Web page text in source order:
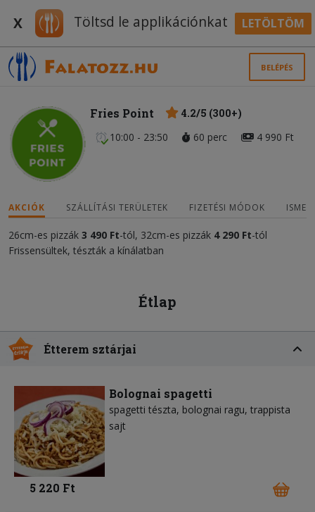
X Töltsd le applikációnkat LETÖLTÖM
BELÉPÉS
Fries Point
4.2/5 (300+)
10:00 - 23:50
60 perc 4 990 Ft
AKCIÓK SZÁLLÍTÁSI TERÜLETEK FIZETÉSI MÓDOK
26cm-es pizzák 3 490 Ft-tól, 32cm-es pizzák 4 290 Ft-tól
Frissensültek, tészták a kínálatban
Étlap
Étterem sztárjai
Bolognai spagetti
spagetti tészta bolognai ragu trappista
sajt
5 220 Ft